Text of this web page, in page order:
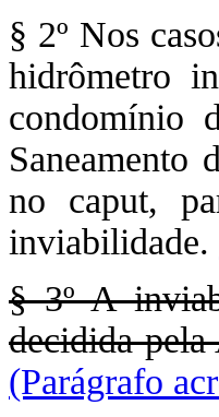
§ 2º Nos
hidrômetro
condomínio
Saneamento
no caput,
inviabilidade.
§ 3º A
decidida pela
(Parágrafo